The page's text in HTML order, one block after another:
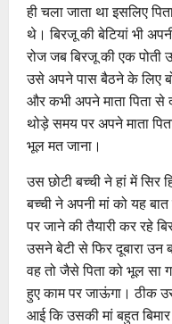
ही चला जाता था इसलिए
थे। बिरजू की बेटियां भी
रोज जब बिरजू की एक
उसे अपने पास बैठने के लिए
और कभी अपने माता पिता से
थोड़े समय पर अपने माता
भूल मत जाना।
उस छोटी बच्ची ने हां में
बच्ची ने अपनी मां को यह
पर जाने की तैयारी कर रहे
उसने बेटी से फिर दूबारा
वह तो जैसे पिता को भूल
हुए काम पर जाऊंगा। ठीक
आई कि उसकी मां बहुत